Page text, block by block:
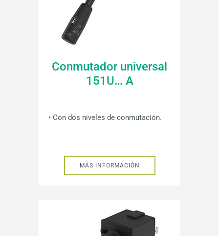
Conmutador universal
151U… A
• Con dos niveles de conmutación.
MÁS INFORMACIÓN